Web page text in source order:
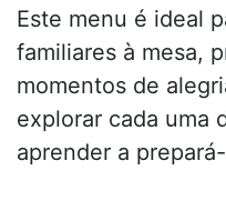
Este menu é ideal
familiares à mesa,
momentos de
explorar cada uma
aprender a